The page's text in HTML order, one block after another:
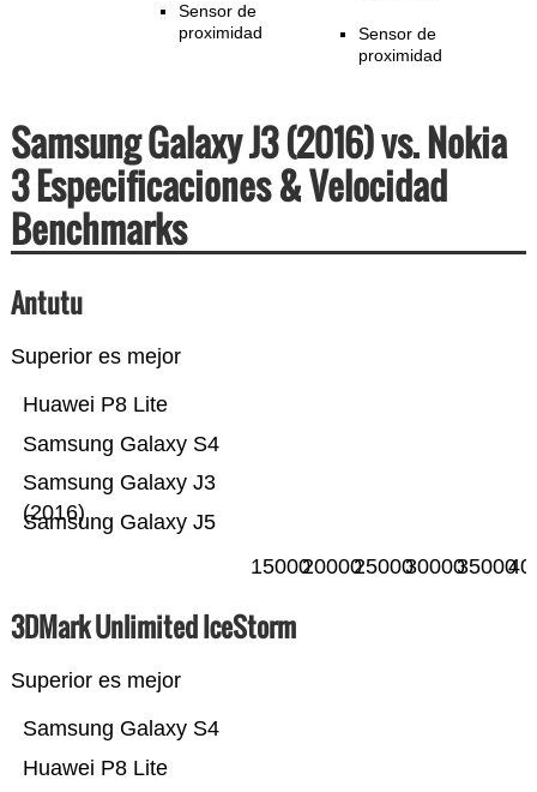
Sensor de
proximidad
Sensor de
proximidad
Samsung Galaxy J3 (2016) vs. Nokia
3 Especificaciones & Velocidad
Benchmarks
Antutu
Superior es mejor
Samsung Galaxy J5
Samsung Galaxy J3
(2016)
Samsung Galaxy S4
Huawei P8 Lite
1500020000250003000035000
3DMark Unlimited IceStorm
Superior es mejor
Huawei P8 Lite
Samsung Galaxy S4